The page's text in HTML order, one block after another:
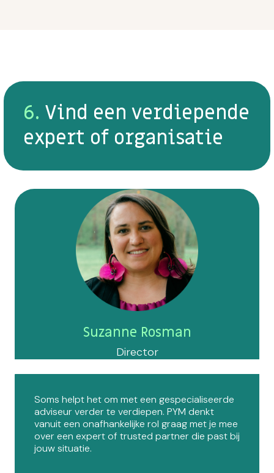
6. Vind een verdiepende
expert of organisatie
Soms helpt het om met een gespecialiseerde
adviseur verder te verdiepen. PYM denkt
vanuit een onafhankelijke rol graag met je mee
over een expert of trusted partner die past bij
jouw situatie.
Suzanne Rosman
Director